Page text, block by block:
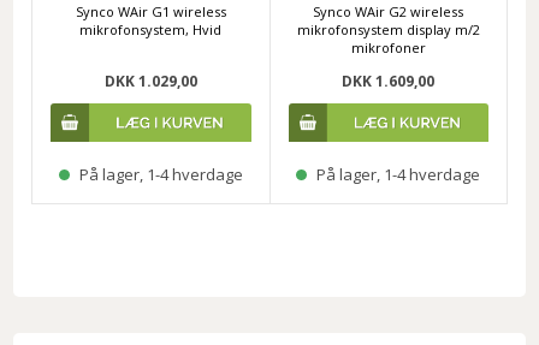
Synco WAir G1 wireless
mikrofonsystem, Hvid
DKK 1.029,00
På lager, 1-4 hverdage
Synco WAir G2 wireless
mikrofonsystem display m/2
mikrofoner
DKK 1.609,00
På lager, 1-4 hverdage